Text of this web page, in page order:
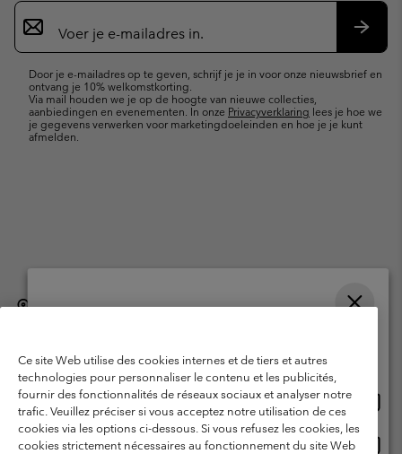
Aanmelden
voor
e-
Door je e-mailadres op te geven, schrijf je je in voor onze nieuwsbrief en
ontvang je 10% welkomstkorting.
Via mail houden we je op de hoogte van nieuwe collecties,
aanbiedingen en evenementen. In onze Privacyverklaring lees je hoe we
je gegevens verwerken voor marketingdoeleinden en hoe je je kunt
afmelden.
België (Nederlands) | English ›| français ›
Gebruiksvoorwaarden
Verkoopvoorwaarden
Garantie
Privacybeleid
Gebruiksvoorwaarden voor lidmaatschap
Voorwaarden voor door gebruikers gegenereerde inhoud
Impressum
Ce site Web utilise des cookies internes et de tiers et autres
technologies pour personnaliser le contenu et les publicités,
fournir des fonctionnalités de réseaux sociaux et analyser notre
trafic. Veuillez préciser si vous acceptez notre utilisation de ces
cookies via les options ci-dessous. Si vous refusez les cookies, les
cookies strictement nécessaires au fonctionnement du site Web
Online shoppen beschikbaar
United States
Belgium-English